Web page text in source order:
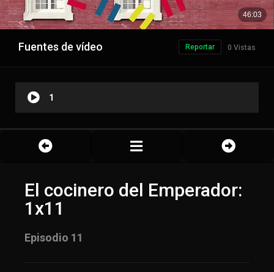
Fuentes de vídeo 0 Vistas
Reportar
1
El cocinero del Emperador:
1x11
Episodio 11